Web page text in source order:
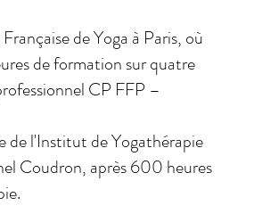
de Yoga à Paris, où
de formation sur quatre
CP FFP –
de l'Institut de Yogathérapie
Coudron, après 600 heures